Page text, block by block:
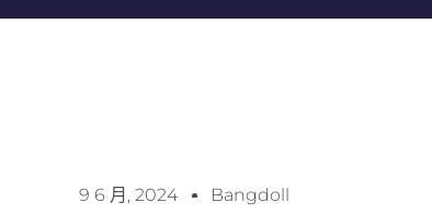
9 6 月, 2024 Bangdoll